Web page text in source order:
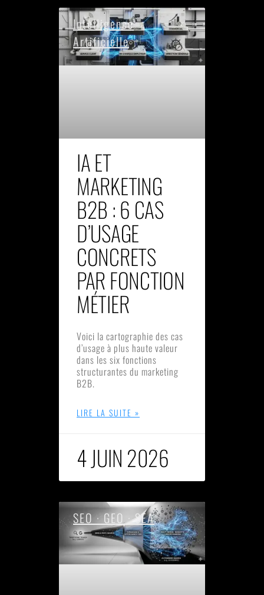
Intelligence
Artificielle
IA ET
MARKETING
B2B : 6 CAS
D’USAGE
CONCRETS
PAR FONCTION
MÉTIER
Voici la cartographie des cas
d’usage à plus haute valeur
dans les six fonctions
structurantes du marketing
B2B.
LIRE LA SUITE »
4 JUIN 2026
SEO · GEO · SEA